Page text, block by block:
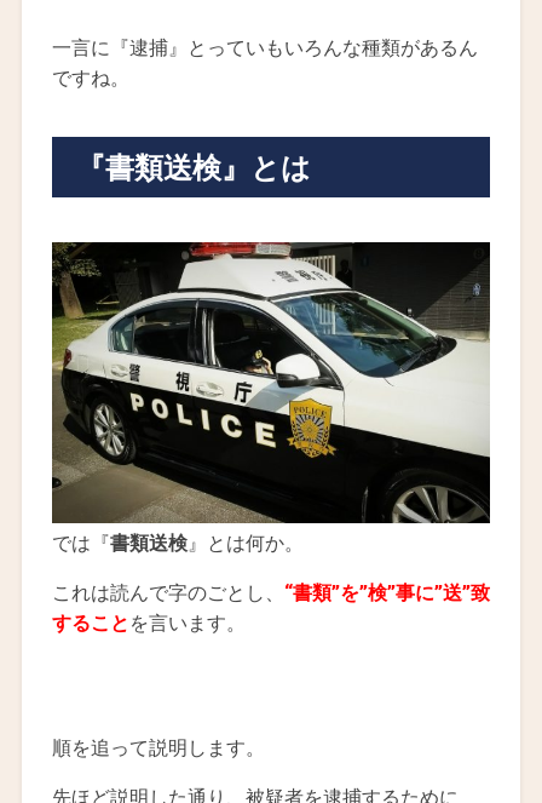
一言に『逮捕』とっていもいろんな種類があるん
ですね。
『書類送検』とは
では『書類送検』とは何か。
これは読んで字のごとし、 “書類”を”検”事に”送”致
すること を言います。
順を追って説明します。
先ほど説明した通り、被疑者を逮捕するために